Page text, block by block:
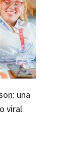
una
viral